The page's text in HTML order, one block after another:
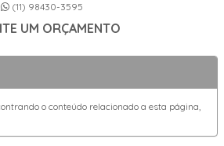
(11) 98430-3595
UM ORÇAMENTO
o conteúdo relacionado a esta página,